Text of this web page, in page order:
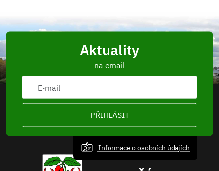
Aktuality
na email
PŘIHLÁSIT
Informace o osobních údajích